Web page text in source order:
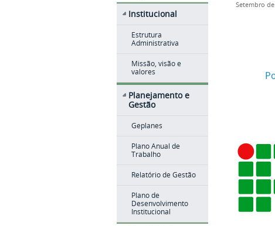
Institucional
Estrutura
Administrativa
Missão, visão e
valores
Planejamento e
Gestão
Geplanes
Plano Anual de
Trabalho
Relatório de Gestão
Plano de
Desenvolvimento
Institucional
Setembro